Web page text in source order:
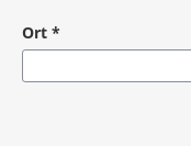
Ort *